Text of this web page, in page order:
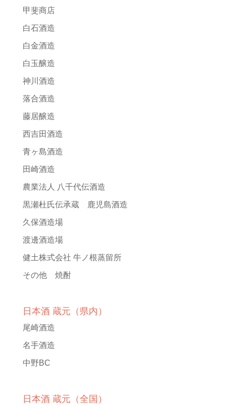
甲斐商店
白石酒造
白金酒造
白玉醸造
神川酒造
落合酒造
藤居醸造
西吉田酒造
青ヶ島酒造
田崎酒造
農業法人 八千代伝酒造
黒瀬杜氏伝承蔵 鹿児島酒造
久保酒造場
渡邊酒造場
健土株式会社 牛ノ根蒸留所
その他 焼酎
日本酒 蔵元（県内）
尾崎酒造
名手酒造
中野BC
日本酒 蔵元（全国）